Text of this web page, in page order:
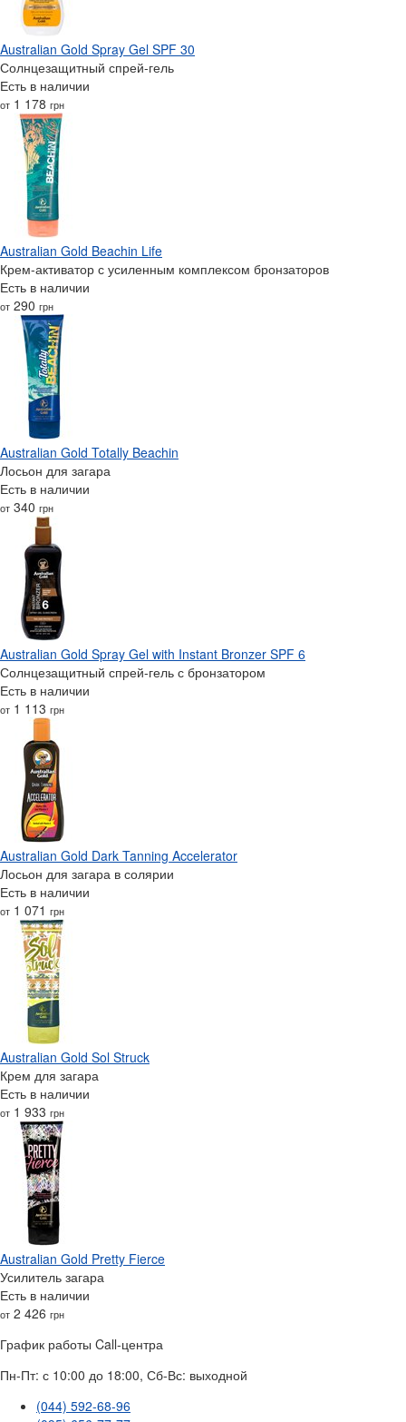
Australian Gold Spray Gel SPF 30
Солнцезащитный спрей-гель
Есть в наличии
от 1 178 грн
Australian Gold Beachin Life
Крем-активатор с усиленным комплексом бронзаторов
Есть в наличии
от 290 грн
Australian Gold Totally Beachin
Лосьон для загара
Есть в наличии
от 340 грн
Australian Gold Spray Gel with Instant Bronzer SPF 6
Солнцезащитный спрей-гель с бронзатором
Есть в наличии
от 1 113 грн
Australian Gold Dark Tanning Accelerator
Лосьон для загара в солярии
Есть в наличии
от 1 071 грн
Australian Gold Sol Struck
Крем для загара
Есть в наличии
от 1 933 грн
Australian Gold Pretty Fierce
Усилитель загара
Есть в наличии
от 2 426 грн
График работы Call-центра
Пн-Пт: с 10:00 до 18:00, Сб-Вс: выходной
(044) 592-68-96